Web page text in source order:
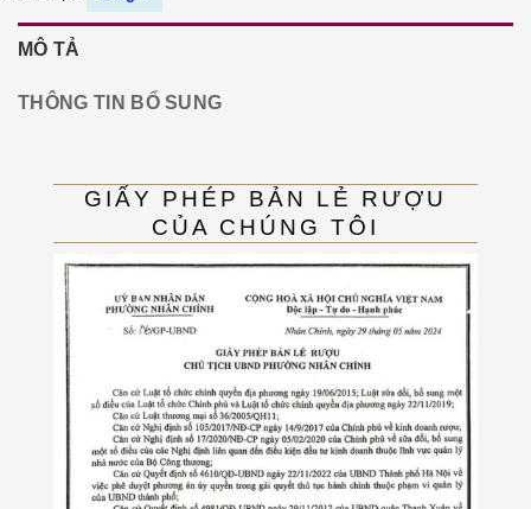
MÔ TẢ
THÔNG TIN BỔ SUNG
GIẤY PHÉP BẢN LẺ RƯỢU
CỦA CHÚNG TÔI